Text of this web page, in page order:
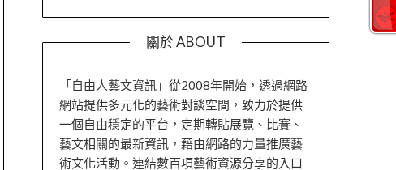
關於 ABOUT
「自由人藝文資訊」從2008年開始，透過網路
網站提供多元化的藝術對談空間，致力於提供
一個自由穩定的平台，定期轉貼展覽、比賽、
藝文相關的最新資訊，藉由網路的力量推廣藝
術文化活動。連結數百項藝術資源分享的入口